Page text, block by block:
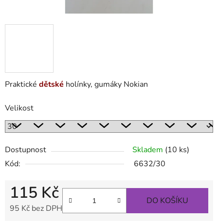
Praktické dětské holínky, gumáky Nokian
Velikost
Dostupnost Skladem (10 ks)
Kód:
6632/30
115 Kč
95 Kč bez DPH
DO KOŠÍKU